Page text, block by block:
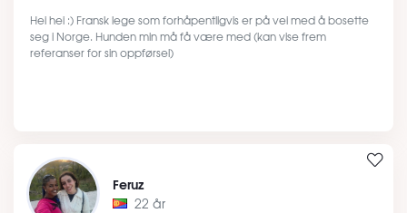
Hei hei :) Fransk lege som forhåpentligvis er på vei med å bosette
seg i Norge. Hunden min må få være med (kan vise frem
referanser for sin oppførsel)
Feruz
22 år